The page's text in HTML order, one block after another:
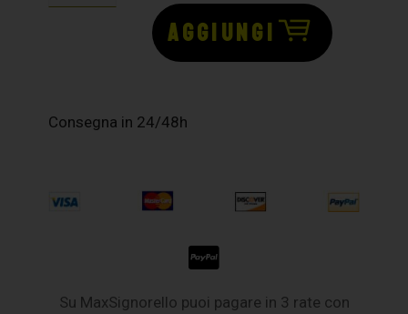
AGGIUNGI
Consegna in 24/48h
Su MaxSignorello puoi pagare in 3 rate con